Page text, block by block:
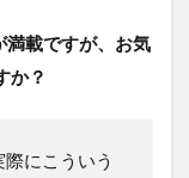
満載ですが、お気
か？
にこういう